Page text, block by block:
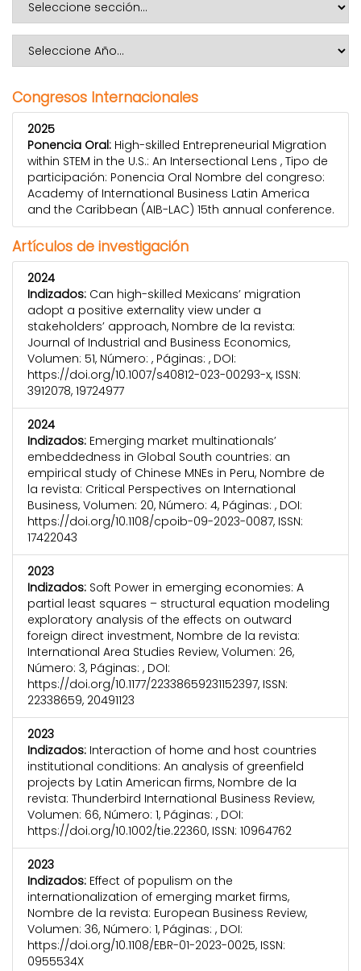
Congresos Internacionales
2025
Ponencia Oral: High-skilled Entrepreneurial Migration
within STEM in the U.S.: An Intersectional Lens , Tipo de
participación: Ponencia Oral Nombre del congreso:
Academy of International Business Latin America
and the Caribbean (AIB-LAC) 15th annual conference.
Artículos de investigación
2024
Indizados: Can high-skilled Mexicans’ migration
adopt a positive externality view under a
stakeholders’ approach, Nombre de la revista:
Journal of Industrial and Business Economics,
Volumen: 51, Número: , Páginas: , DOI:
https://doi.org/10.1007/s40812-023-00293-x, ISSN:
3912078, 19724977
2024
Indizados: Emerging market multinationals’
embeddedness in Global South countries: an
empirical study of Chinese MNEs in Peru, Nombre de
la revista: Critical Perspectives on International
Business, Volumen: 20, Número: 4, Páginas: , DOI:
https://doi.org/10.1108/cpoib-09-2023-0087, ISSN:
17422043
2023
Indizados: Soft Power in emerging economies: A
partial least squares – structural equation modeling
exploratory analysis of the effects on outward
foreign direct investment, Nombre de la revista:
International Area Studies Review, Volumen: 26,
Número: 3, Páginas: , DOI:
https://doi.org/10.1177/22338659231152397, ISSN:
22338659, 20491123
2023
Indizados: Interaction of home and host countries
institutional conditions: An analysis of greenfield
projects by Latin American firms, Nombre de la
revista: Thunderbird International Business Review,
Volumen: 66, Número: 1, Páginas: , DOI:
https://doi.org/10.1002/tie.22360, ISSN: 10964762
2023
Indizados: Effect of populism on the
internationalization of emerging market firms,
Nombre de la revista: European Business Review,
Volumen: 36, Número: 1, Páginas: , DOI:
https://doi.org/10.1108/EBR-01-2023-0025, ISSN:
0955534X